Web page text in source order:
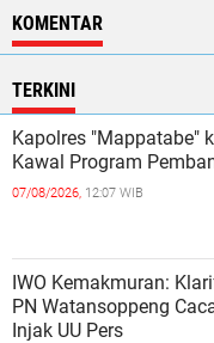
KOMENTAR
TERKINI
Kapolres "Mappatabe"
Kawal Program
07/08/2026, 12:07 WIB
IWO Kemakmuran:
PN Watansoppeng Cacat
Injak UU Pers